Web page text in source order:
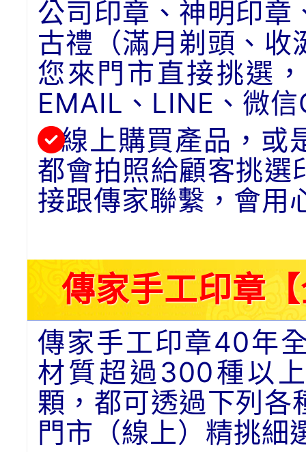
公司印章、神明印章
古禮（滿月剃頭、收
您來門市直接挑選
EMAIL、LINE、微
線上購買產品，或
都會拍照給顧客挑選
接跟傳家聯繫，會用
傳家手工印章
傳家手工印章40年
材質超過300種以
顆，都可透過下列各
門市（線上）精挑細